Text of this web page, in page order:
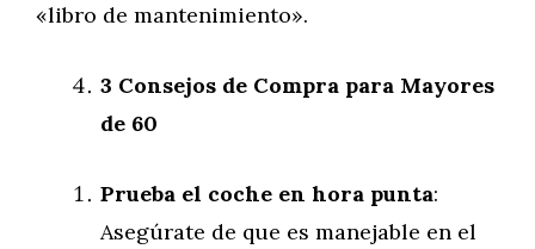
«libro de mantenimiento».
3 Consejos de Compra para Mayores
de 60
Prueba el coche en hora punta:
Asegúrate de que es manejable en el